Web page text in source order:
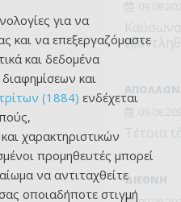
Τέτοια
ΔΙΕΘΝΗ
για να
και να επεξεργαζόμαστε
και δεδομένα
και
(1884) ενδέχεται
χαρακτηριστικών
προμηθευτές μπορεί
να αντιταχθείτε
οποιαδήποτε στιγμή